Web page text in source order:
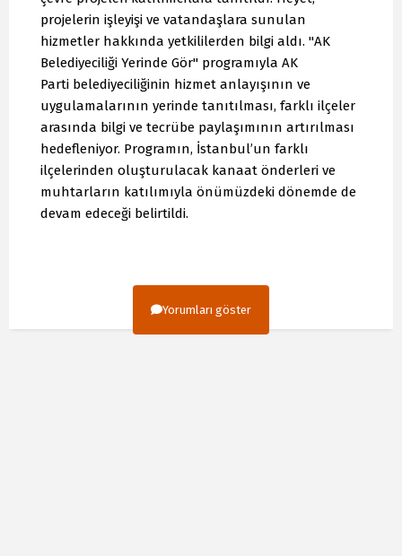
projelerin işleyişi ve vatandaşlara sunulan
hizmetler hakkında yetkililerden bilgi aldı. "AK
Belediyeciliği Yerinde Gör" programıyla AK
Parti belediyeciliğinin hizmet anlayışının ve
uygulamalarının yerinde tanıtılması, farklı ilçeler
arasında bilgi ve tecrübe paylaşımının artırılması
hedefleniyor. Programın, İstanbul’un farklı
ilçelerinden oluşturulacak kanaat önderleri ve
muhtarların katılımıyla önümüzdeki dönemde de
devam edeceği belirtildi.
Yorumları göster